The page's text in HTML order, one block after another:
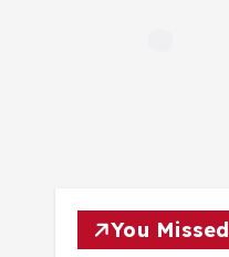
You Missed